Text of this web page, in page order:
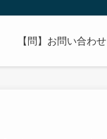
【問】お問い合わせ